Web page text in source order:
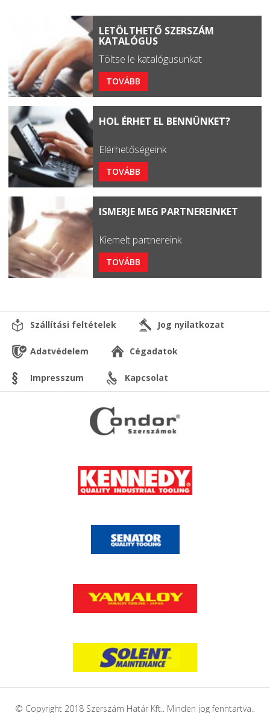
LETÖLTHETŐ SZERSZÁM
KATALÓGUS
Töltse le katalógusunkat
TOVÁBB
HOL ÉRHET EL BENNÜNKET?
Elérhetőségeink
TOVÁBB
ISMERJE MEG PARTNEREINKET
Kiemelt partnereink
TOVÁBB
Szállítási feltételek Jog nyilatkozat
Adatvédelem Cégadatok
Impresszum Kapcsolat
© Copyright 2018 Szerszám Határ Kft.. Minden jog fenntartva..